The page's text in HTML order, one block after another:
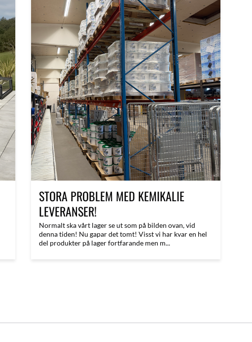
STORA PROBLEM MED KEMIKALIE
LEVERANSER!
Normalt ska vårt lager se ut som på bilden ovan, vid
denna tiden! Nu gapar det tomt! Visst vi har kvar en hel
del produkter på lager fortfarande men m...